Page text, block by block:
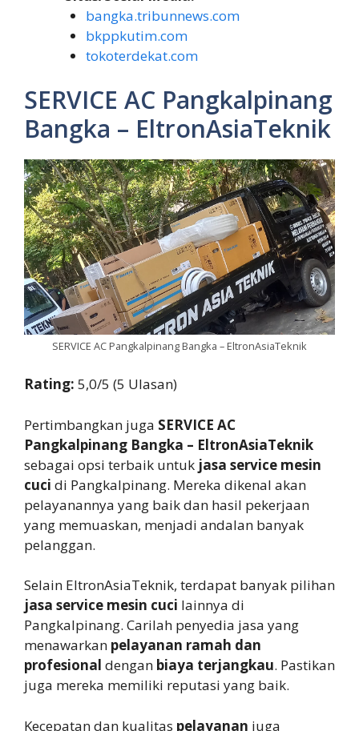
bangka.tribunnews.com
bkppkutim.com
tokoterdekat.com
SERVICE AC Pangkalpinang
Bangka – EltronAsiaTeknik
SERVICE AC Pangkalpinang Bangka – EltronAsiaTeknik
Rating: 5,0/5 (5 Ulasan)
Pertimbangkan juga SERVICE AC
Pangkalpinang Bangka – EltronAsiaTeknik
sebagai opsi terbaik untuk jasa service mesin
cuci di Pangkalpinang. Mereka dikenal akan
pelayanannya yang baik dan hasil pekerjaan
yang memuaskan, menjadi andalan banyak
pelanggan.
Selain EltronAsiaTeknik, terdapat banyak pilihan
jasa service mesin cuci lainnya di
Pangkalpinang. Carilah penyedia jasa yang
menawarkan pelayanan ramah dan
profesional dengan biaya terjangkau. Pastikan
juga mereka memiliki reputasi yang baik.
Kecepatan dan kualitas pelayanan juga